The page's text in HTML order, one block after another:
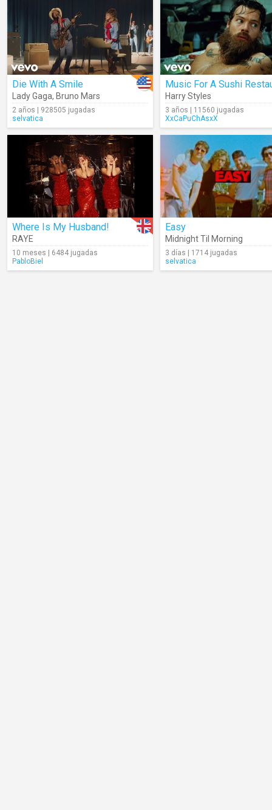
Die With A Smile
Lady Gaga, Bruno Mars
2 años | 928505 jugadas
selvatica
Harry Styles
3 años | 11560 jugadas
XxCaPuChAsxX
Where Is My Husband!
RAYE
10 meses | 6484 jugadas
PabloBiel
Easy
Midnight Til Morning
3 días | 1714 jugadas
selvatica